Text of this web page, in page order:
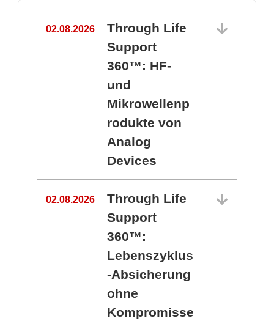
02.08.2026
Through Life
Support
360™: HF-
und
Mikrowellenp
rodukte von
Analog
Devices
02.08.2026
Through Life
Support
360™:
Lebenszyklus
-Absicherung
ohne
Kompromisse